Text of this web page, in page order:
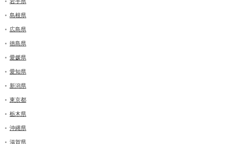
島根県
広島県
徳島県
愛媛県
愛知県
新潟県
東京都
栃木県
沖縄県
滋賀県